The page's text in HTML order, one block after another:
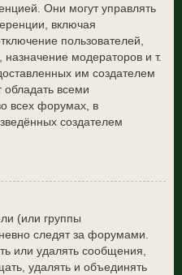
Они могут управлять
включая
пользователей,
назначение модераторов и т.
им создателем
всеми
всех форумах, в
создателем
(или группы
следят за форумами.
или удалять сообщения,
удалять и объединять